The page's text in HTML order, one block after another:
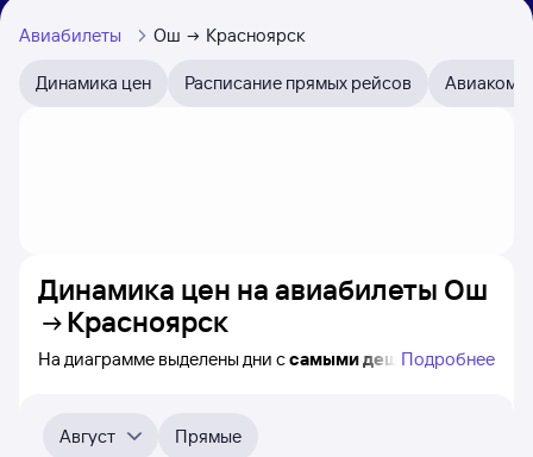
Авиабилеты Ош Красноярск
Динамика цен Расписание прямых рейсов
Динамика цен на авиабилеты Ош
Красноярск
На диаграмме выделены дни ссамыми дешёвыми
на ближайшие 4-5 месяца. Выберите день, перейдите
по клику к поиску авиабилетов и получению
Подробнее
Август
Прямые